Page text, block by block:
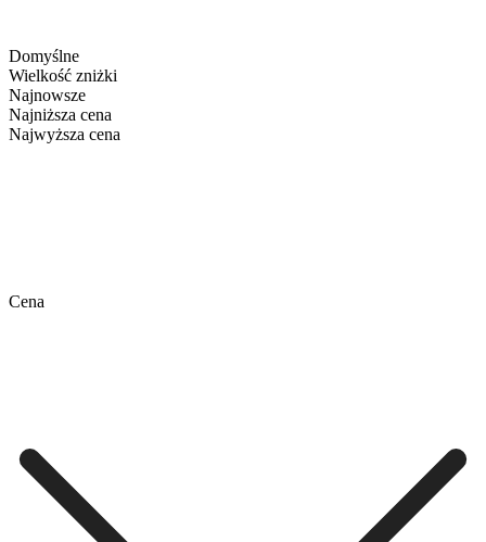
Domyślne
Wielkość zniżki
Najnowsze
Najniższa cena
Najwyższa cena
Cena